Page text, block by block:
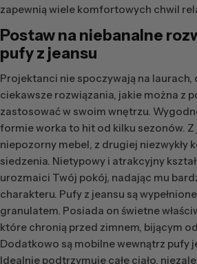
zapewnią wiele komfortowych chwil
Postaw na niebanalne
pufy z jeansu
Projektanci nie spoczywają na
ciekawsze rozwiązania, jakie można z
zastosować w swoim wnętrzu.
formie worka to hit od kilku sezonów.
niepozorny mebel, z drugiej niezwykły
siedzenia. Nietypowy i atrakcyjny
urozmaici Twój pokój, nadając mu
charakteru. Pufy z jeansu są
granulatem. Posiada on świetne
które chronią przed zimnem, bijącym
Dodatkowo są mobilne wewnątrz pufy
Idealnie podtrzymuje całe ciało,